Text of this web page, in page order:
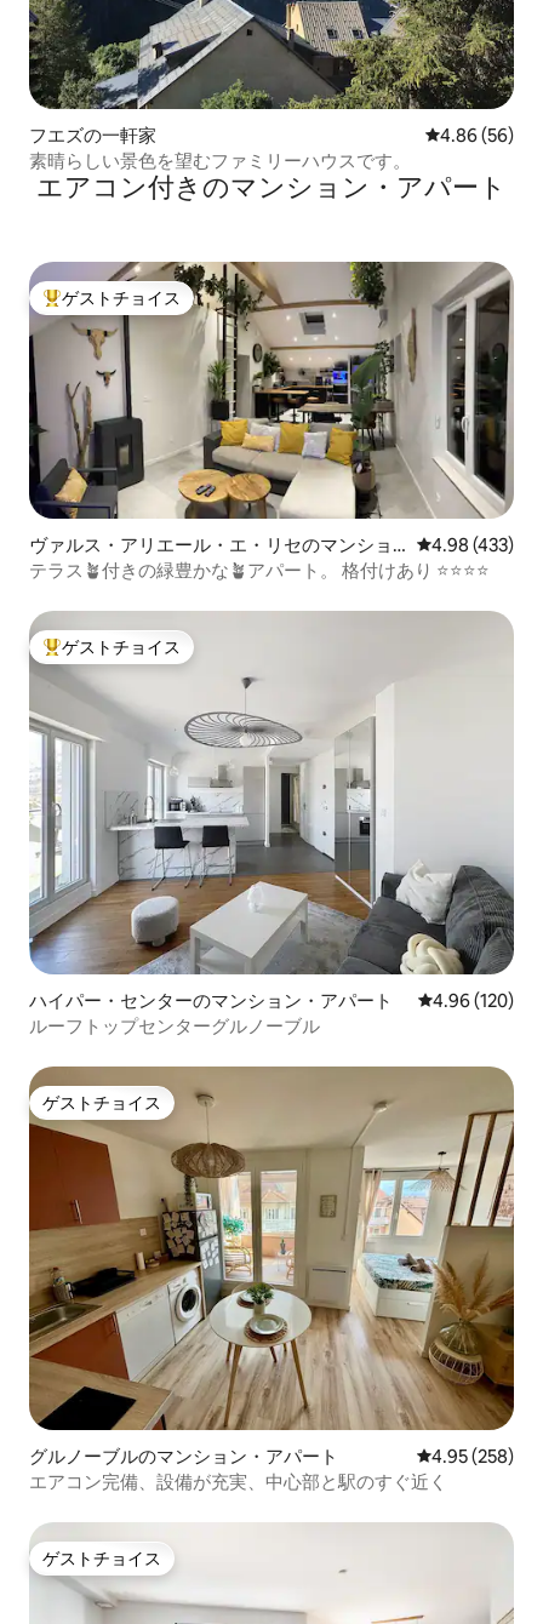
フエズの一軒家 レビュー56
4.86 (56)
素晴らしい景色を望むファミリーハウスです。
エアコン付きのマンション・アパート
大好評のゲストチョイスです。
ゲストチョイス
ヴァルス・アリエール・エ・リセのマンショ
ン・アパート
レビュー433
4.98 (433)
テラス🪴付きの緑豊かな🪴アパート。 格付けあり ⭐️⭐️⭐️⭐️
大好評のゲストチョイスです。
ゲストチョイス
ハイパー・センターのマンション・アパート レビュー120
4.96 (120)
ルーフトップセンターグルノーブル
ゲストチョイス
ゲストチョイス
グルノーブルのマンション・アパート レビュー258
4.95 (258)
エアコン完備、設備が充実、中心部と駅のすぐ近く
ゲストチョイス
ゲストチョイス